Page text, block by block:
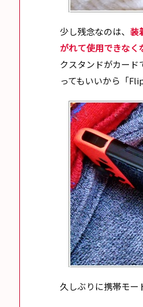
少し残念なのは、 装
がれて使用できなく
クスタンドがカード
ってもいいから「
久しぶりに携帯モー